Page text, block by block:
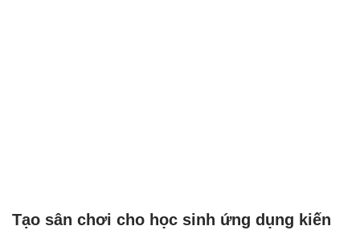
Tạo sân chơi cho học sinh ứng dụng kiến